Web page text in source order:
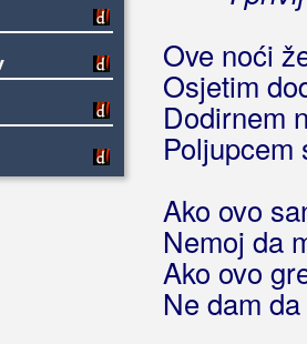
Ove noći
Osjetim
Dodirnem
Poljupcem
Ako ovo
Nemoj da
Ako ovo
Ne dam